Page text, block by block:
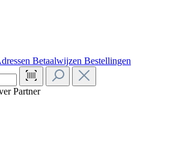
Betaalwijzen Bestellingen